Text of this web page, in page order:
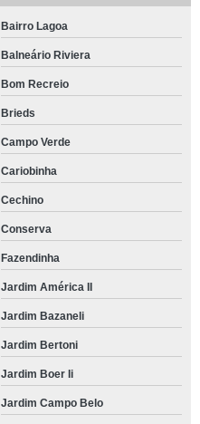
Bairro Lagoa
Balneário Riviera
Bom Recreio
Brieds
Campo Verde
Cariobinha
Cechino
Conserva
Fazendinha
Jardim América II
Jardim Bazaneli
Jardim Bertoni
Jardim Boer Ii
Jardim Campo Belo